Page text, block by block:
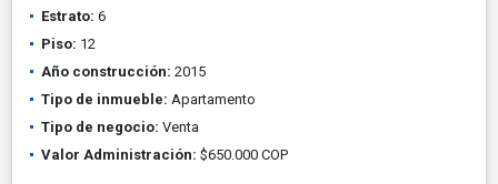
Estrato: 6
Piso: 12
Año construcción: 2015
Tipo de inmueble: Apartamento
Tipo de negocio: Venta
Valor Administración: $650.000 COP